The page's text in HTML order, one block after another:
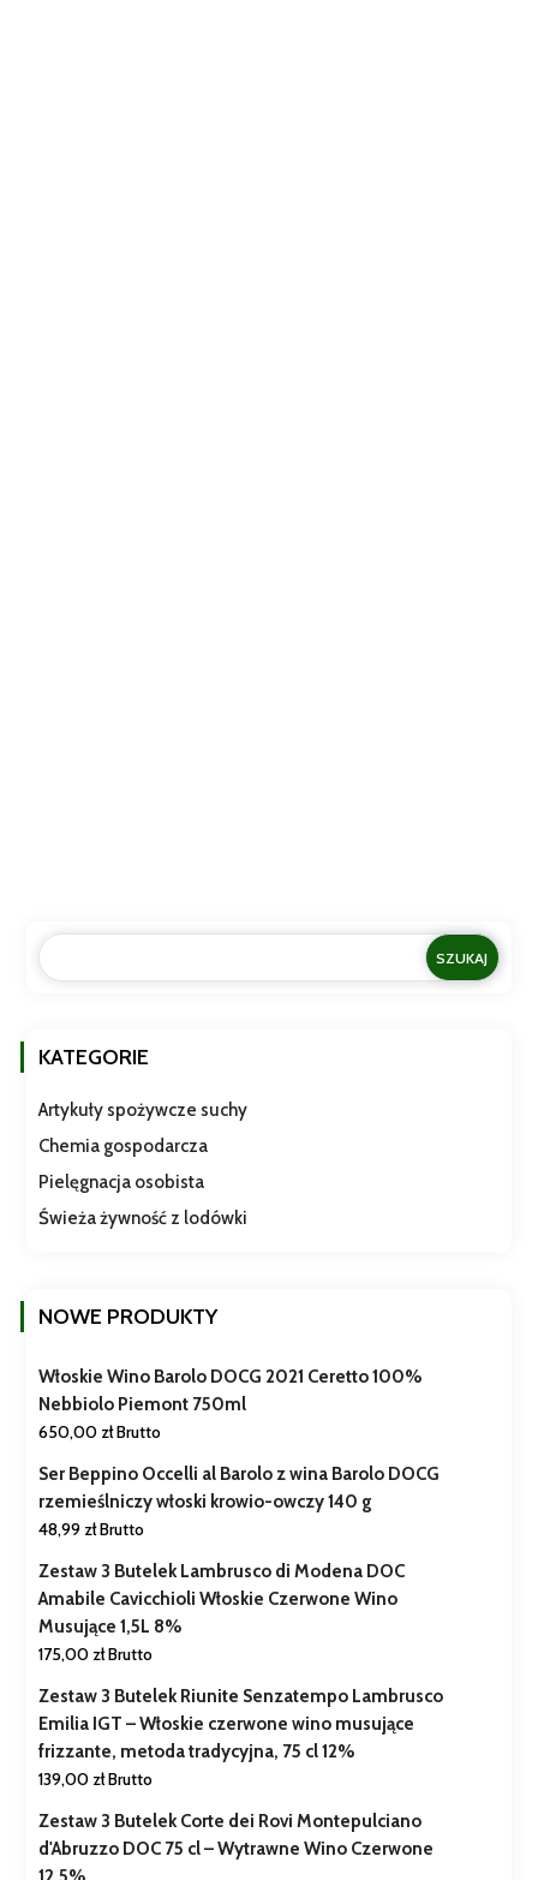
KATEGORIE
Artykuły spożywcze suchy
Chemia gospodarcza
Pielęgnacja osobista
Świeża żywność z lodówki
NOWE PRODUKTY
Włoskie Wino Barolo DOCG 2021 Ceretto 100%
Nebbiolo Piemont 750ml
650,00 złBrutto
Ser Beppino Occelli al Barolo z wina Barolo DOCG
rzemieślniczy włoski krowio-owczy 140 g
48,99 złBrutto
Zestaw 3 Butelek Lambrusco di Modena DOC
Amabile Cavicchioli Włoskie Czerwone Wino
Musujące 1,5L 8%
175,00 złBrutto
Zestaw 3 Butelek Riunite Senzatempo Lambrusco
Emilia IGT – Włoskie czerwone wino musujące
frizzante, metoda tradycyjna, 75 cl 12%
139,00 złBrutto
Zestaw 3 Butelek Corte dei Rovi Montepulciano
d'Abruzzo DOC 75 cl – Wytrawne Wino Czerwone